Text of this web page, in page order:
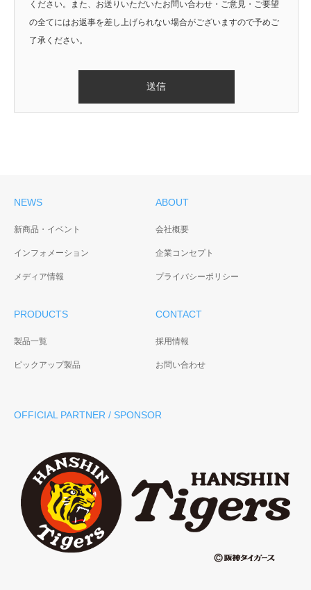
ください。また、お送りいただいたお問い合わせ・ご意見・ご要望
の全てにはお返事を差し上げられない場合がございますので予めご
了承ください。
NEWS
新商品・イベント
インフォメーション
メディア情報
ABOUT
会社概要
企業コンセプト
プライバシーポリシー
PRODUCTS
製品一覧
ピックアップ製品
CONTACT
採用情報
お問い合わせ
OFFICIAL PARTNER / SPONSOR